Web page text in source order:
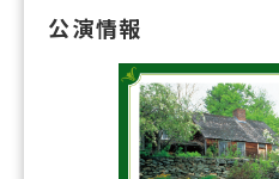
公演情報